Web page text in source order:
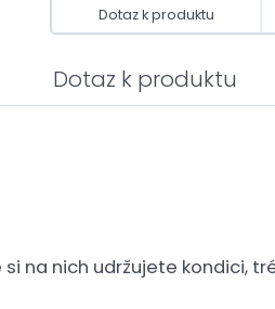
Dotaz k produktu
Dotaz k produktu
na nich udržujete kondici,